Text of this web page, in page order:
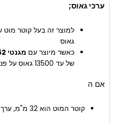
ערכי גאוס;
גאוס
כאשר מיוצר עם מגנטי N52
של עד 13500 גאוס על פני השטח.
אם ה
קוטר המוט הוא 32 מ"מ, ערך זה יהיה 10000 גאוס.